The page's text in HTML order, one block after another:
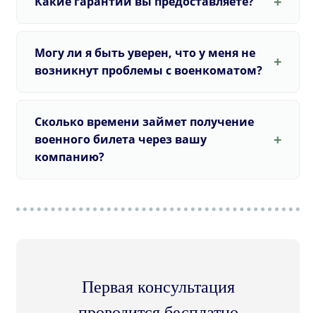
Могу ли я быть уверен, что у меня не
возникнут проблемы с военкоматом?
Сколько времени займет получение
военного билета через вашу
компанию?
Первая консультация